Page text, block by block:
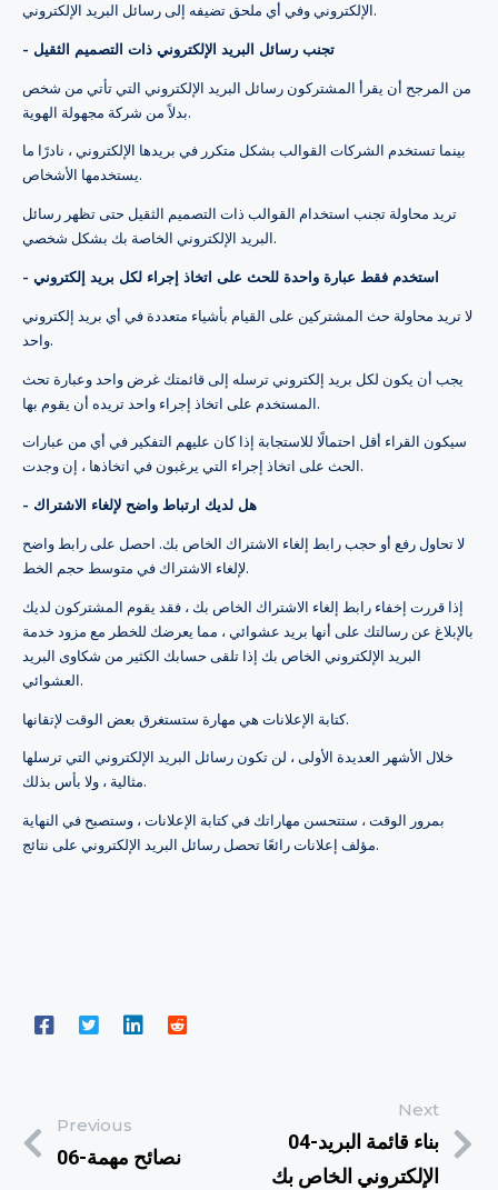
الإلكتروني وفي أي ملحق تضيفه إلى رسائل البريد الإلكتروني.
- تجنب رسائل البريد الإلكتروني ذات التصميم الثقيل
من المرجح أن يقرأ المشتركون رسائل البريد الإلكتروني التي تأتي من شخص
بدلاً من شركة مجهولة الهوية.
بينما تستخدم الشركات القوالب بشكل متكرر في بريدها الإلكتروني ، نادرًا ما
يستخدمها الأشخاص.
تريد محاولة تجنب استخدام القوالب ذات التصميم الثقيل حتى تظهر رسائل
البريد الإلكتروني الخاصة بك بشكل شخصي.
- استخدم فقط عبارة واحدة للحث على اتخاذ إجراء لكل بريد إلكتروني
لا تريد محاولة حث المشتركين على القيام بأشياء متعددة في أي بريد إلكتروني
واحد.
يجب أن يكون لكل بريد إلكتروني ترسله إلى قائمتك غرض واحد وعبارة تحث
المستخدم على اتخاذ إجراء واحد تريده أن يقوم بها.
سيكون القراء أقل احتمالًا للاستجابة إذا كان عليهم التفكير في أي من عبارات
الحث على اتخاذ إجراء التي يرغبون في اتخاذها ، إن وجدت.
- هل لديك ارتباط واضح لإلغاء الاشتراك
لا تحاول رفع أو حجب رابط إلغاء الاشتراك الخاص بك. احصل على رابط واضح
لإلغاء الاشتراك في متوسط حجم الخط.
إذا قررت إخفاء رابط إلغاء الاشتراك الخاص بك ، فقد يقوم المشتركون لديك
بالإبلاغ عن رسالتك على أنها بريد عشوائي ، مما يعرضك للخطر مع مزود خدمة
البريد الإلكتروني الخاص بك إذا تلقى حسابك الكثير من شكاوى البريد
العشوائي.
كتابة الإعلانات هي مهارة ستستغرق بعض الوقت لإتقانها.
خلال الأشهر العديدة الأولى ، لن تكون رسائل البريد الإلكتروني التي ترسلها
مثالية ، ولا بأس بذلك.
بمرور الوقت ، ستتحسن مهاراتك في كتابة الإعلانات ، وستصبح في النهاية
مؤلف إعلانات رائعًا تحصل رسائل البريد الإلكتروني على نتائج.
Previous
06-نصائح مهمة
Next
04-بناء قائمة البريد
الإلكتروني الخاص بك